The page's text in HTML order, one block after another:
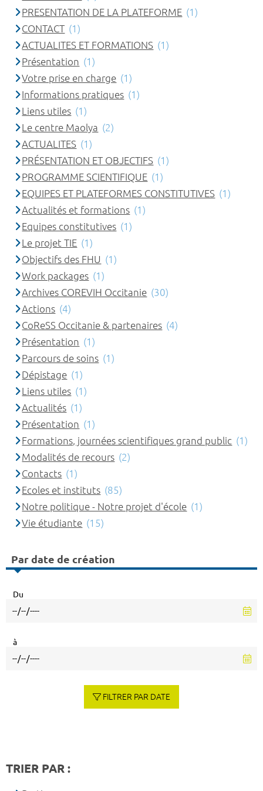
PRESENTATION DE LA PLATEFORME (1)
CONTACT (1)
ACTUALITES ET FORMATIONS (1)
Présentation (1)
Votre prise en charge (1)
Informations pratiques (1)
Liens utiles (1)
Le centre Maolya (2)
ACTUALITES (1)
PRÉSENTATION ET OBJECTIFS (1)
PROGRAMME SCIENTIFIQUE (1)
EQUIPES ET PLATEFORMES CONSTITUTIVES (1)
Actualités et formations (1)
Equipes constitutives (1)
Le projet TIE (1)
Objectifs des FHU (1)
Work packages (1)
Archives COREVIH Occitanie (30)
Actions (4)
CoReSS Occitanie & partenaires (4)
Présentation (1)
Parcours de soins (1)
Dépistage (1)
Liens utiles (1)
Actualités (1)
Présentation (1)
Formations, journées scientifiques grand public (1)
Modalités de recours (2)
Contacts (1)
Ecoles et instituts (85)
Notre politique - Notre projet d'école (1)
Vie étudiante (15)
Par date de création
Du
à
FILTRER PAR DATE
TRIER PAR :